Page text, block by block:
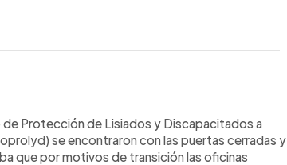
Protección de Lisiados y Discapacitados a
se encontraron con las puertas cerradas y
que por motivos de transición las oficinas